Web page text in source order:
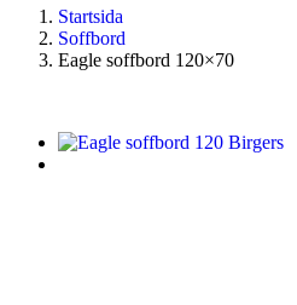
Startsida
Soffbord
Eagle soffbord 120×70